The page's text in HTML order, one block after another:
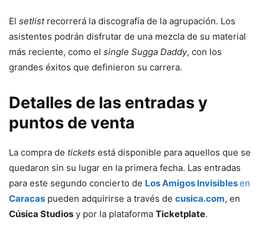
El setlistrecorrerá la discografía de la agrupación. Los
asistentes podrán disfrutar de una mezcla de su material
más reciente, como el single Sugga Daddy, con los
grandes éxitos que definieron su carrera.
Detalles de las entradas y
puntos de venta
La compra de tickets está disponible para aquellos que se
quedaron sin su lugar en la primera fecha. Las entradas
para este segundo concierto de Los Amigos Invisiblesen
Caracas pueden adquirirse a través de cusica.com, en
Cúsica Studios y por la plataforma Ticketplate.